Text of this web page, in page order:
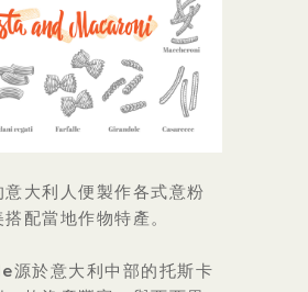
大利人便製作各式意粉
配當地作物特產。
於意大利中部的托斯卡